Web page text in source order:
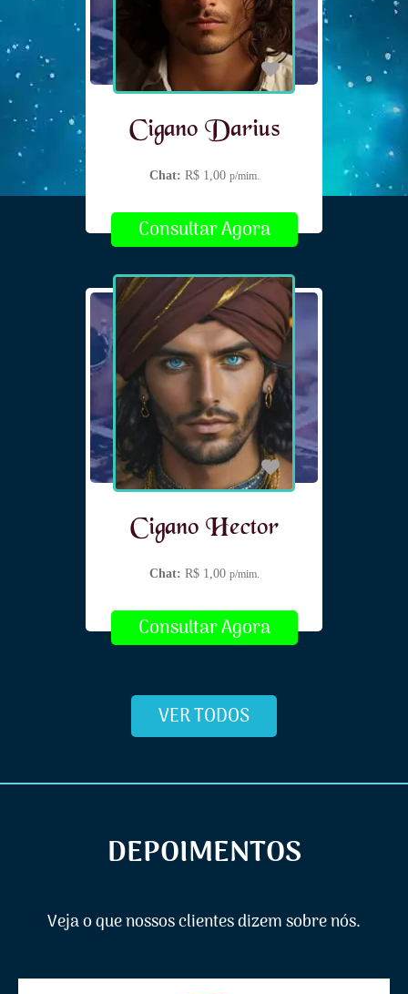
Cigano Darius
Chat: R$ 1,00 p/mim.
Consultar Agora
Cigano Hector
Chat: R$ 1,00 p/mim.
Consultar Agora
VER TODOS
DEPOIMENTOS
Veja o que nossos clientes dizem sobre nós.